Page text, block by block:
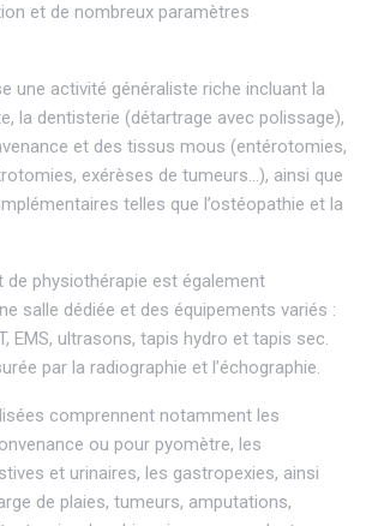
et de nombreux paramètres
une activité généraliste riche incluant la
la dentisterie (détartrage avec polissage),
et des tissus mous (entérotomies,
exérèses de tumeurs…), ainsi que
telles que l’ostéopathie et la
de physiothérapie est également
salle dédiée et des équipements variés :
EMS, ultrasons, tapis hydro et tapis sec.
par la radiographie et l’échographie.
comprennent notamment les
ou pour pyomètre, les
et urinaires, les gastropexies, ainsi
de plaies, tumeurs, amputations,